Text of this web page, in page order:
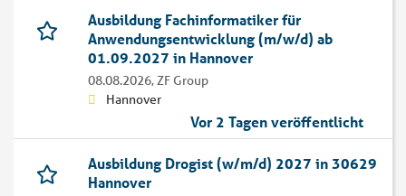
Ausbildung Fachinformatiker für
Anwendungsentwicklung (m/w/d) ab
01.09.2027 in Hannover
08.08.2026,ZF Group
Hannover
Vor 2 Tagen veröffentlicht
Ausbildung Drogist (w/m/d) 2027 in 30629
Hannover